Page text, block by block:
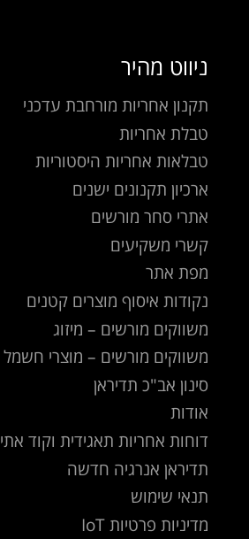
ניווט מהיר
תקנון אחריות מורחבת עדכני
טבלת אחריות
טבלאות אחריות היסטוריות
ארכיון תקנונים ישנים
אתרי סחר מורשים
קשרי משקיעים
מפת אתר
נקודות איסוף מוצרים קטנים
משווקים מורשים – מיזוג
משווקים מורשים – מוצרי חשמל
סינון אב"כ תדיראן
אודות
דוחות אחריות תאגידית וקוד אתי
תדיראן אנרגיה חדשה
תנאי שימוש
מדיניות פרטיות IoT